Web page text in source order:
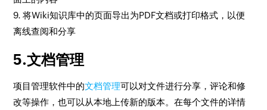
9. 将Wiki知识库中的页面导出为PDF文档或打印格式，以便
离线查阅和分享
5.文档管理
项目管理软件中的文档管理可以对文件进行分享，评论和修
改等操作，也可以从本地上传新的版本。在每个文件的详情